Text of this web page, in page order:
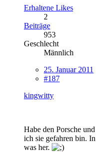
Erhaltene Likes
2
Beiträge
953
Geschlecht
Männlich
25. Januar 2011
#187
kingwitty
Habe den Porsche
ich sie gefahren bin.
was her.